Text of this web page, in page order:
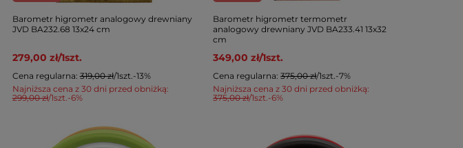
Barometr higrometr analogowy drewniany
JVD BA232.68 13x24 cm
279,00 zł/1szt.
Najniższa cena z 30 dni przed obniżką:
299,00 zł/1szt.-6%
Cena regularna:319,00 zł/1szt.-13%
Barometr higrometr termometr
analogowy drewniany JVD BA233.41 13x32
cm
349,00 zł/1szt.
Najniższa cena z 30 dni przed obniżką:
375,00 zł/1szt.-6%
Cena regularna:375,00 zł/1szt.-7%